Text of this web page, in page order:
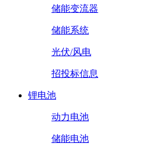
储能变流器
储能系统
光伏/风电
招投标信息
锂电池
动力电池
储能电池